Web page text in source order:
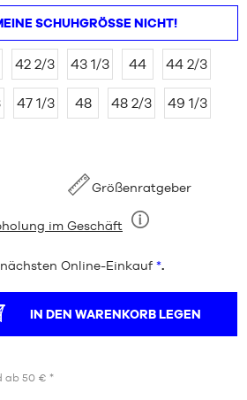
SCHUHGRÖSSE NICHT!
42 2/3 43 1/3 44 44 2/3
47 1/3 48 48 2/3 49 1/3
Größenratgeber
im Geschäft
Online-Einkauf *.
IN DEN WARENKORB LEGEN
ab 50 € *